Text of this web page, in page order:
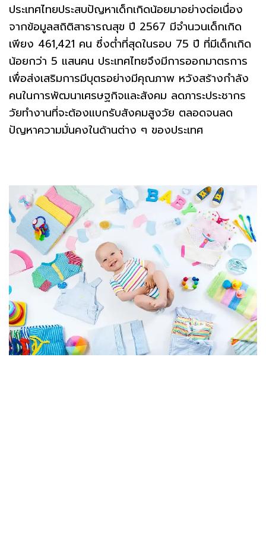
ประเทศไทยประสบปัญหาเด็กเกิดน้อยมาอย่างต่อเนื่อง
จากข้อมูลสถิติสาธารณสุข ปี 2567 มีจำนวนเด็กเกิด
เพียง 461,421 คน ซึ่งต่ำที่สุดในรอบ 75 ปี ที่มีเด็กเกิด
น้อยกว่า 5 แสนคน ประเทศไทยจึงมีการออกมาตรการ
เพื่อส่งเสริมการมีบุตรอย่างมีคุณภาพ หวังสร้างกำลัง
คนในการพัฒนาเศรษฐกิจและสังคม ลดภาระประชากร
วัยทำงานที่จะต้องแบกรับสังคมสูงวัย ตลอดจนลด
ปัญหาความมั่นคงในด้านต่าง ๆ ของประเทศ